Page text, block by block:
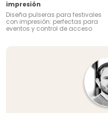
impresión
Diseña pulseras para festivales
con impresión: perfectas para
eventos y control de acceso